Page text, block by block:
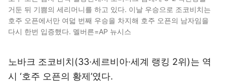
거둔 뒤 기쁨의 세리머니를 하고 있다. 이날 우승으로 조코비치는
호주 오픈에서만 여덟 번째 우승을 차지해 호주 오픈의 남자임을
다시 한번 입증했다. 멜버른=AP 뉴시스
노바크 조코비치(33·세르비아·세계 랭킹 2위)는 역
시 ‘호주 오픈의 황제’였다.